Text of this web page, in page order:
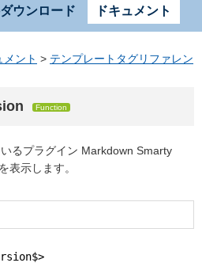
ウンロード ドキュメント
メント > テンプレートタグリファレン
Function
るプラグイン Markdown Smarty
表示します。